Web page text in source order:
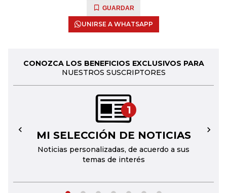
GUARDAR
UNIRSE A WHATSAPP
CONOZCA LOS BENEFICIOS EXCLUSIVOS PARA
NUESTROS SUSCRIPTORES
1
MI SELECCIÓN DE NOTICIAS
Noticias personalizadas, de acuerdo a sus
temas de interés
← →